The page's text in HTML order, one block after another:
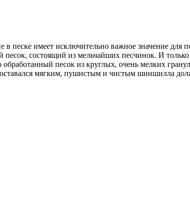
песке имеет исключительно важное значение
состоящий из мельчайших песчинок. И
песок из круглых, очень мелких
мягким, пушистым и чистым шиншилла